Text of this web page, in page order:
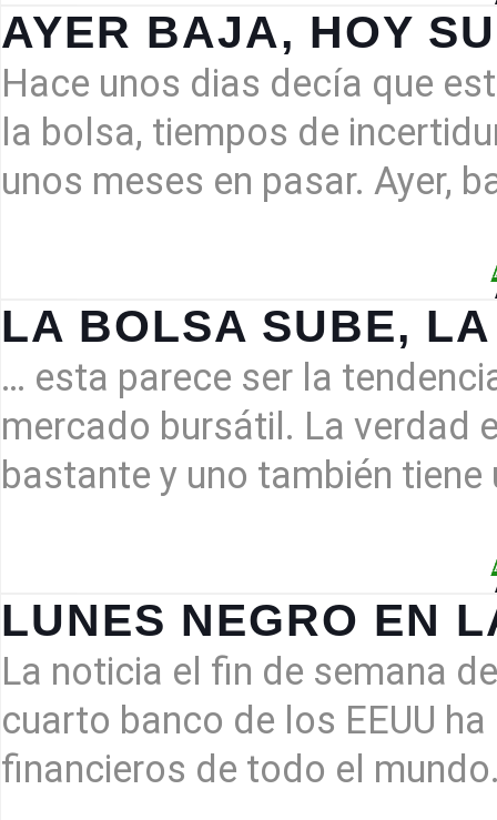
AYER BAJA, HOY
Hace unos dias decía que
la bolsa, tiempos de
unos meses en pasar. Ayer,
LA BOLSA SUBE,
… esta parece ser la
mercado bursátil. La verdad
bastante y uno también tiene
LUNES NEGRO EN
La noticia el fin de semana
cuarto banco de los EEUU
financieros de todo el